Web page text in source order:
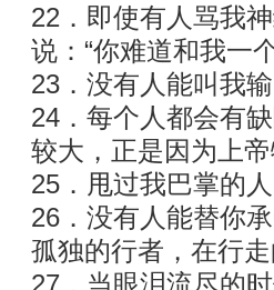
22．即使有人骂我
说：“你难道和我一
23．没有人能叫我
24．每个人都会有
较大，正是因为上
25．甩过我巴掌的
26．没有人能替你
孤独的行者，在行